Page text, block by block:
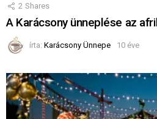
2 Shares
A Karácsony ünneplése az
írta: Karácsony Ünnepe 10 éve